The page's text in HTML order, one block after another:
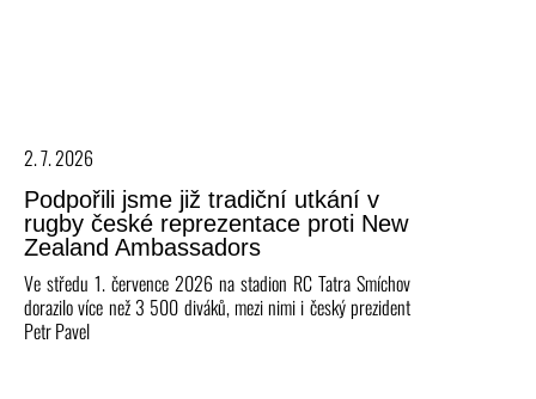
2. 7. 2026
Podpořili jsme již tradiční utkání v
rugby české reprezentace proti New
Zealand Ambassadors
Ve středu 1. července 2026 na stadion RC Tatra Smíchov
dorazilo více než 3 500 diváků, mezi nimi i český prezident
Petr Pavel